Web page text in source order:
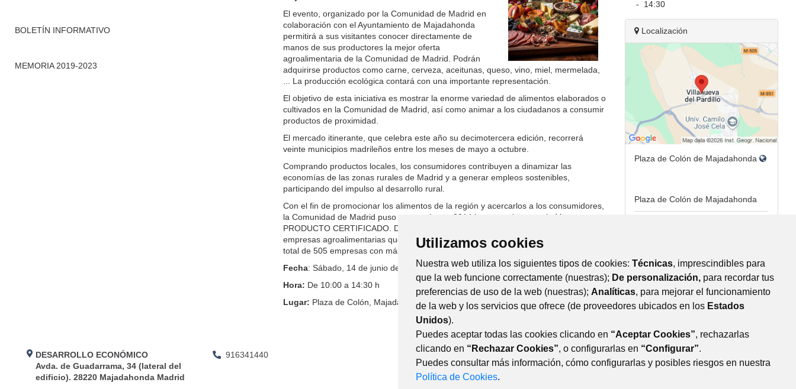
Utilizamos cookies
Nuestra web utiliza los siguientes tipos de cookies: Técnicas, imprescindibles para
que la web funcione correctamente (nuestras); De personalización, para recordar tus
preferencias de uso de la web (nuestras); Analíticas, para mejorar el funcionamiento
de la web y los servicios que ofrece (de proveedores ubicados en los Estados
Unidos).
Puedes aceptar todas las cookies clicando en “Aceptar Cookies”, rechazarlas
clicando en “Rechazar Cookies”, o configurarlas en “Configurar”.
Puedes consultar más información, cómo configurarlas y posibles riesgos en nuestra
Política de Cookies.
BOLETÍN INFORMATIVO
MEMORIA 2019-2023
El evento, organizado por la Comunidad de Madrid en
colaboración con el Ayuntamiento de Majadahonda
permitirá a sus visitantes conocer directamente de
manos de sus productores la mejor oferta
agroalimentaria de la Comunidad de Madrid. Podrán
adquirirse productos como carne, cerveza, aceitunas, queso, vino, miel, mermelada,
... La producción ecológica contará con una importante representación.
El objetivo de esta iniciativa es mostrar la enorme variedad de alimentos elaborados o
cultivados en la Comunidad de Madrid, así como animar a los ciudadanos a consumir
productos de proximidad.
El mercado itinerante, que celebra este año su decimotercera edición, recorrerá
veinte municipios madrileños entre los meses de mayo a octubre.
Comprando productos locales, los consumidores contribuyen a dinamizar las
economías de las zonas rurales de Madrid y a generar empleos sostenibles,
participando del impulso al desarrollo rural.
Con el fin de promocionar los alimentos de la región y acercarlos a los consumidores,
la Comunidad de Madrid puso en marcha en 2014 la marca de garantía M
PRODUCTO CERTIFICADO. Desde su creación, son muchos los profesionales y
empresas agroalimentarias que han querido adherirse a este distintivo de calidad. Un
total de 505 empresas con más de 4.100 productos cuentan ya con este sello.
Fecha: Sábado, 14 de junio de 2025
Hora: De 10:00 a 14:30 h
Lugar: Plaza de Colón, Majadahonda
- 14:30
Localización
Plaza de Colón de Majadahonda
Plaza de Colón de Majadahonda
DESARROLLO ECONÓMICO
Avda. de Guadarrama, 34 (lateral del
edificio). 28220 Majadahonda Madrid
916341440 MAPA WEB AVISO LEGAL
POLÍTICA DE PRIVACIDAD
REGISTRO DE TRATAMIENTOS ACCESIBILIDAD